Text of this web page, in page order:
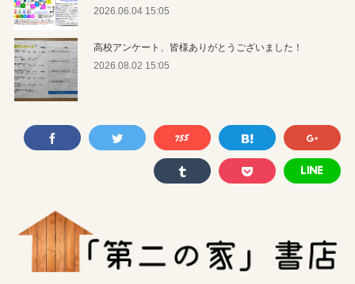
2026.06.04 15:05
高校アンケート、皆様ありがとうございました！
2026.08.02 15:05